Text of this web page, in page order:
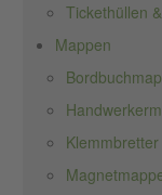
Tickethüllen
Mappen